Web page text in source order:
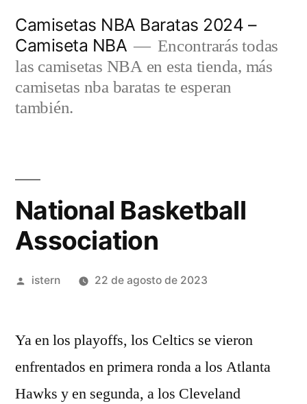
contenido
Camisetas NBA Baratas 2024 –
Camiseta NBA
Encontrarás todas
las camisetas NBA en esta tienda, más
camisetas nba baratas te esperan
también.
National Basketball
Association
Publicado
istern 22 de agosto de 2023
Ya en los playoffs, los Celtics se vieron
enfrentados en primera ronda a los Atlanta
Hawks y en segunda, a los Cleveland